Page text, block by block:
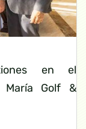
en el
María Golf &